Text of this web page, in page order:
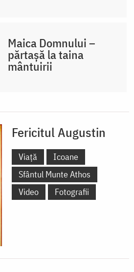
Maica Domnului –
părtașă la taina
mântuirii
Fericitul Augustin
Viață
Icoane
Sfântul Munte Athos
Video
Fotografii